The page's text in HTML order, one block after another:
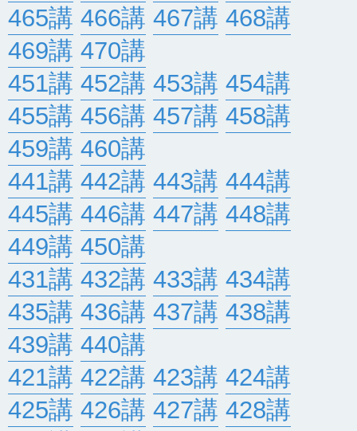
465講 466講 467講 468講
469講 470講
451講 452講 453講 454講
455講 456講 457講 458講
459講 460講
441講 442講 443講 444講
445講 446講 447講 448講
449講 450講
431講 432講 433講 434講
435講 436講 437講 438講
439講 440講
421講 422講 423講 424講
425講 426講 427講 428講